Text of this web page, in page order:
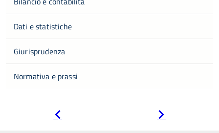
Dati e statistiche
Giurisprudenza
Normativa e prassi